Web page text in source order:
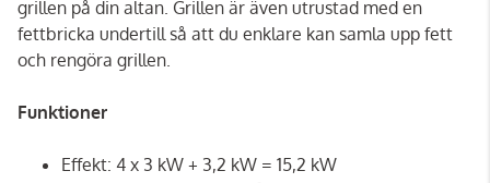
grillen på din altan. Grillen är även utrustad med en
fettbricka undertill så att du enklare kan samla upp fett
och rengöra grillen.
Funktioner
Effekt: 4 x 3 kW + 3,2 kW = 15,2 kW